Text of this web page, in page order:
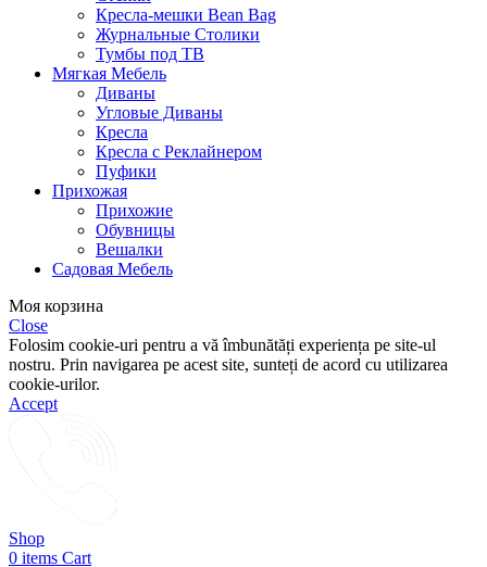
Кресла-мешки Bean Bag
Журнальные Столики
Тумбы под ТВ
Мягкая Мебель
Диваны
Угловые Диваны
Кресла
Кресла с Реклайнером
Пуфики
Прихожая
Прихожие
Обувницы
Вешалки
Садовая Мебель
Моя корзина
Close
Folosim cookie-uri pentru a vă îmbunătăți experiența pe site-ul
nostru. Prin navigarea pe acest site, sunteți de acord cu utilizarea
cookie-urilor.
Accept
Shop
0 items Cart